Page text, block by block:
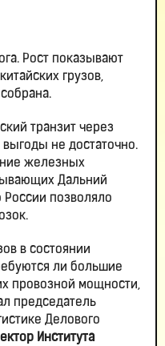
Рост показывают
грузов,
транзит через
не достаточно.
железных
Дальний
России позволяло
в состоянии
ли большие
провозной мощности,
председатель
Делового
Института